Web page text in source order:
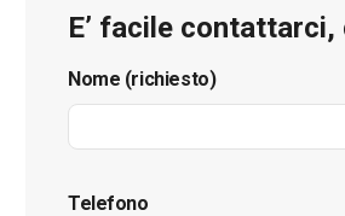
E’ facile
Nome (richiesto)
Telefono